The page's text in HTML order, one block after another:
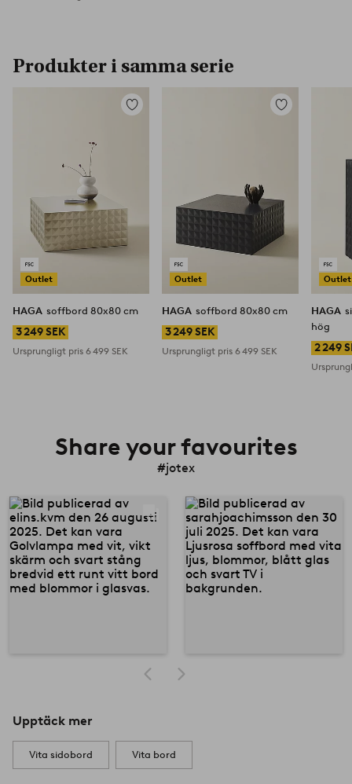
Produkter i samma serie
Outlet
Lägg
HAGA soffbord 80x80 cm
3 249 SEK
Ursprungligt pris 6 499 SEK
Outlet
Lägg
HAGA soffbord 80x80 cm
3 249 SEK
Ursprungligt pris6 499 SEK
Outlet
HAGA
hög
2 249
Share your favourites
#jotex
Upptäck mer
Vita sidobord Vita bord